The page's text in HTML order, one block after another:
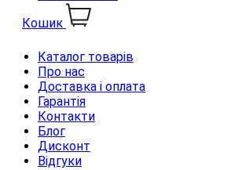
Кошик
Каталог товарів
Про нас
Доставка і оплата
Гарантія
Контакти
Блог
Дисконт
Відгуки